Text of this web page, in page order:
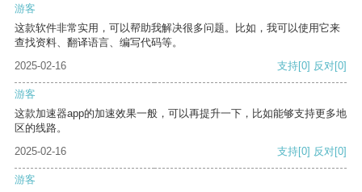
游客
这款软件非常实用，可以帮助我解决很多问题。比如，我可以使用它来
查找资料、翻译语言、编写代码等。
2025-02-16
支持[0] 反对[0]
游客
这款加速器app的加速效果一般，可以再提升一下，比如能够支持更多地
区的线路。
2025-02-16
支持[0] 反对[0]
游客